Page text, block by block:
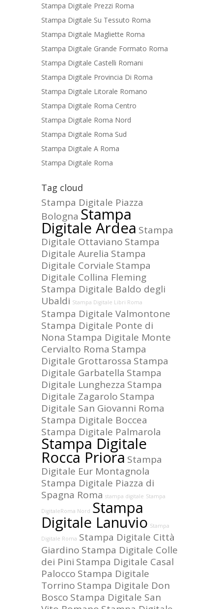
Stampa Digitale Prezzi Roma
Stampa Digitale Su Tessuto Roma
Stampa Digitale Magliette Roma
Stampa Digitale Grande Formato Roma
Stampa Digitale Castelli Romani
Stampa Digitale Provincia Di Roma
Stampa Digitale Litorale Romano
Stampa Digitale Roma Centro
Stampa Digitale Roma Nord
Stampa Digitale Roma Sud
Stampa Digitale A Roma
Stampa Digitale Roma
Tag cloud
Stampa Digitale Piazza
Bologna Stampa
Digitale Ardea Stampa
Digitale Ottaviano Stampa
Digitale Aurelia Stampa
Digitale Corviale Stampa
Digitale Collina Fleming
Stampa Digitale Baldo degli
Ubaldi Stampa Digitale Libri Roma
Stampa Digitale Valmontone
Stampa Digitale Ponte di
Nona Stampa Digitale Monte
Cervialto Roma Stampa
Digitale Grottarossa Stampa
Digitale Garbatella Stampa
Digitale Lunghezza Stampa
Digitale Zagarolo Stampa
Digitale San Giovanni Roma
Stampa Digitale Boccea
Stampa Digitale Palmarola
Stampa Digitale
Rocca Priora Stampa
Digitale Eur Montagnola
Stampa Digitale Piazza di
Spagna Roma stampa digitale Stampa
DigitaleRoma Nord Stampa
Digitale Lanuvio Stampa
Digitale Roma Stampa Digitale Città
Giardino Stampa Digitale Colle
dei Pini Stampa Digitale Casal
Palocco Stampa Digitale
Torrino Stampa Digitale Don
Bosco Stampa Digitale San